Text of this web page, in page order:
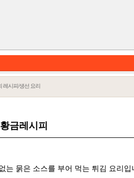
레시피/생선 요리
금레시피
는 묽은 소스를 부어 먹는 튀김 요리
카테고리